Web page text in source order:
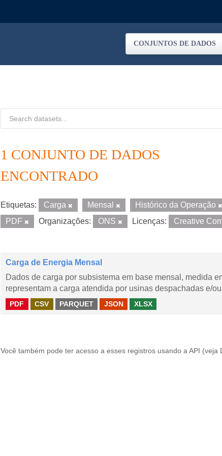
CONJUNTOS DE DADOS
1 CONJUNTO DE DADOS
ENCONTRADO
Etiquetas: Carga Mensal Histórico da Operação
PDF
Organizações: ONS Licenças: Creative
Carga de Energia Mensal
Dados de carga por subsistema em base mensal, medida
representam a carga atendida por usinas despachadas e/
PDF CSV PARQUET JSON XLSX
Você também pode ter acesso a esses registros usando a API (veja